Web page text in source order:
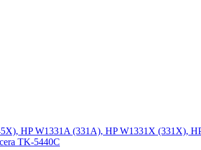
HP W1331A (331A), HP W1331X (331X),
TK-5440C